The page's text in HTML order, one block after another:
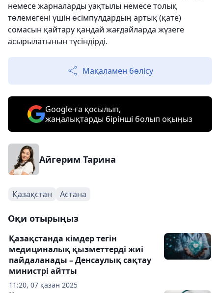
немесе жарналарды уақтылы немесе толық
төлемегені үшін өсімпұлдардың артық (қате)
сомасын қайтару қандай жағдайларда жүзеге
асырылатынын түсіндірді.
Мақаламен бөлісу
Google-ға қосылып,
жаңалықтарды бірінші болып оқыңыз
Айгерим Тарина
Қазақстан Астана
Оқи отырыңыз
11:20, 07 қазан 2025
Қазақстанда кімдер тегін
медициналық қызметтерді жиі
пайдаланады – Денсаулық сақтау
министрі айтты